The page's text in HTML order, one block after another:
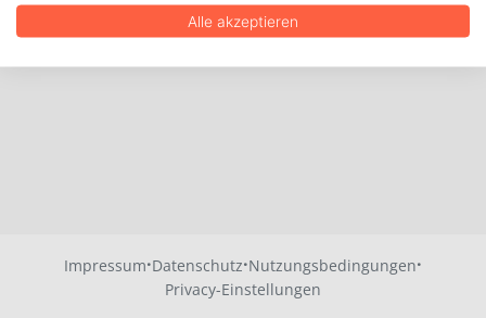
Impressum·Datenschutz·Nutzungsbedingungen·
Privacy-Einstellungen
Alle akzeptieren